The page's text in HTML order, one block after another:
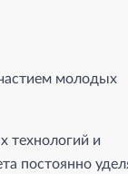
молодых
технологий и
постоянно